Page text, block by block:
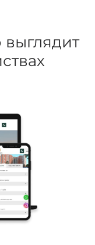
выглядит